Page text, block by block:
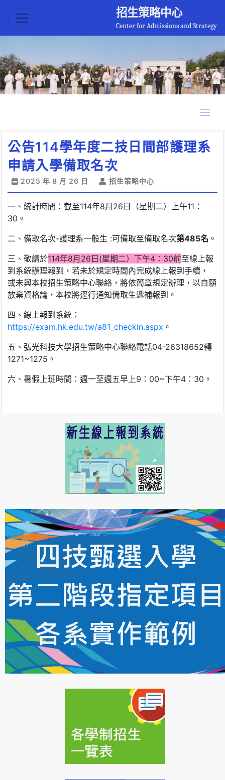
招生策略中心
Center for Admissions and Strategy
公告114學年度二技日間部護理系
申請入學備取名次
2025 年 8 月 26 日 招生策略中心
一、統計時間：截至114年8月26日（星期二）上午11：
30。
二、備取名次-護理系一般生 :可備取至備取名次第485名 。
三、敬請於114年8月26日(星期二）下午4：30前至線上報
到系統辦理報到，若未於規定時間內完成線上報到手續，
或未與本校招生策略中心聯絡，將依簡章規定辦理，以自願
放棄資格論，本校將逕行通知備取生遞補報到。
四、線上報到系統：
https://exam.hk.edu.tw/a81_checkin.aspx 。
五、弘光科技大學招生策略中心聯絡電話04-26318652轉
1271~1275。
六、暑假上班時間：週一至週五早上9：00~下午4：30。